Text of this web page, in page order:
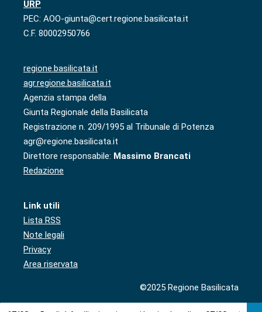
URP
PEC: AOO-giunta@cert.regione.basilicata.it
C.F. 80002950766
regione.basilicata.it
agr.regione.basilicata.it
Agenzia stampa della
Giunta Regionale della Basilicata
Registrazione n. 209/1995 al Tribunale di Potenza
agr@regione.basilicata.it
Direttore responsabile: Massimo Brancati
Redazione
Link utili
Lista RSS
Note legali
Privacy
Area riservata
©2025 Regione Basilicata